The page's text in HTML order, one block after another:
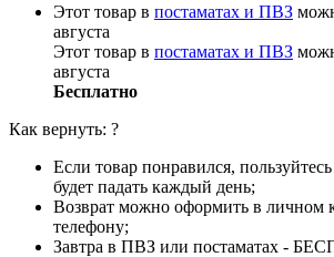
Этот товар в постаматах и ПВЗ
августа
Этот товар в постаматах и ПВЗ
августа
Бесплатно
Как вернуть: ?
Если товар понравился,
будет падать каждый день;
Возврат можно оформить в личном
телефону;
Завтра в ПВЗ или постаматах -